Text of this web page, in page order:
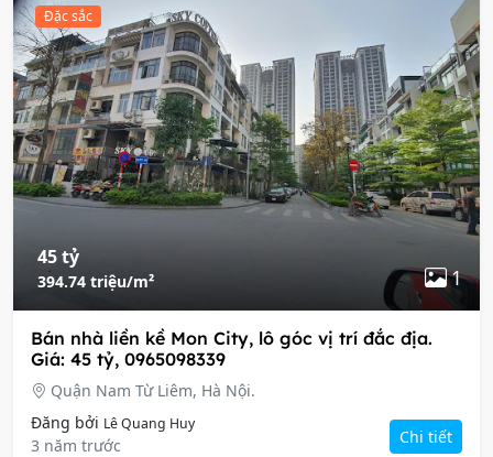
Đặc sắc
45 tỷ
394.74 triệu/m² 1
Bán nhà liền kề Mon City, lô góc vị trí đắc địa.
Giá: 45 tỷ, 0965098339
Quận Nam Từ Liêm, Hà Nội.
Đăng bởi Lê Quang Huy
3 năm trước Chi tiết